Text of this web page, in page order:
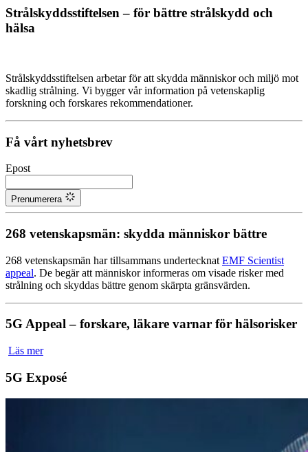
Strålskyddsstiftelsen – för bättre strålskydd och
hälsa
Strålskyddsstiftelsen arbetar för att skydda människor och miljö mot
skadlig strålning. Vi bygger vår information på vetenskaplig
forskning och forskares rekommendationer.
Få vårt nyhetsbrev
Epost
Prenumerera
268 vetenskapsmän: skydda människor bättre
268 vetenskapsmän har tillsammans undertecknat EMF Scientist
appeal. De begär att människor informeras om visade risker med
strålning och skyddas bättre genom skärpta gränsvärden.
5G Appeal – forskare, läkare varnar för hälsorisker
Läs mer
5G Exposé